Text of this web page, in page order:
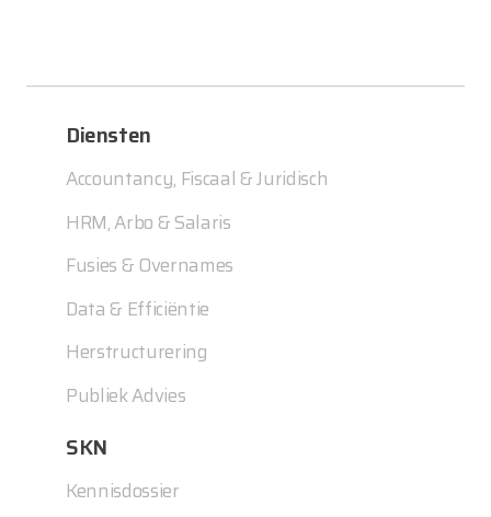
Diensten
Accountancy, Fiscaal & Juridisch
HRM, Arbo & Salaris
Fusies & Overnames
Data & Efficiëntie
Herstructurering
Publiek Advies
SKN
Kennisdossier